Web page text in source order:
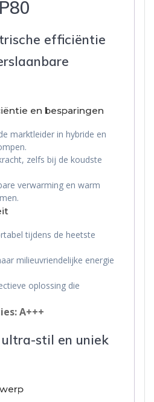
efficiëntie
en besparingen
marktleider in hybride en
zelfs bij de koudste
verwarming en warm
tijdens de heetste
milieuvriendelijke energie
oplossing die
A+++
stil en uniek